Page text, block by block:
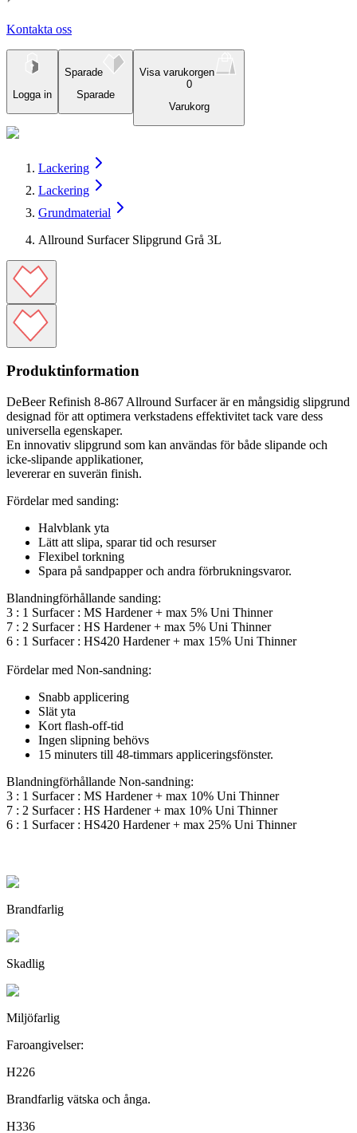
Kontakta oss
Logga in
Sparade
Sparade
Visa varukorgen
0
Varukorg
Lackering
Lackering
Grundmaterial
Allround Surfacer Slipgrund Grå 3L
Produktinformation
DeBeer Refinish 8-867 Allround Surfacer är en mångsidig slipgrund
designad för att optimera verkstadens effektivitet tack vare dess
universella egenskaper.
En innovativ slipgrund som kan användas för både slipande och
icke-slipande applikationer,
levererar en suverän finish.
Fördelar med sanding:
Halvblank yta
Lätt att slipa, sparar tid och resurser
Flexibel torkning
Spara på sandpapper och andra förbrukningsvaror.
Blandningförhållande sanding:
3 : 1 Surfacer : MS Hardener + max 5% Uni Thinner
7 : 2 Surfacer : HS Hardener + max 5% Uni Thinner
6 : 1 Surfacer : HS420 Hardener + max 15% Uni Thinner
Fördelar med Non-sandning:
Snabb applicering
Slät yta
Kort flash-off-tid
Ingen slipning behövs
15 minuters till 48-timmars appliceringsfönster.
Blandningförhållande Non-sandning:
3 : 1 Surfacer : MS Hardener + max 10% Uni Thinner
7 : 2 Surfacer : HS Hardener + max 10% Uni Thinner
6 : 1 Surfacer : HS420 Hardener + max 25% Uni Thinner
Brandfarlig
Skadlig
Miljöfarlig
Faroangivelser:
H226
Brandfarlig vätska och ånga.
H336